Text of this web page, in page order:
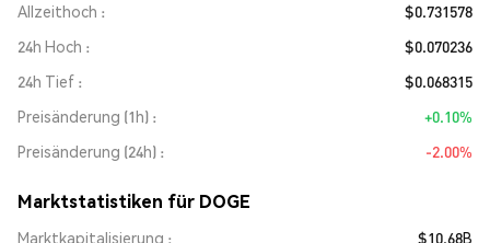
Allzeithoch
$0.731578
24h Hoch
$0.070236
24h Tief
$0.068315
Preisänderung (1h)
+0.10%
Preisänderung (24h)
-2.00%
Marktstatistiken für DOGE
Marktkapitalisierung
$10.68B